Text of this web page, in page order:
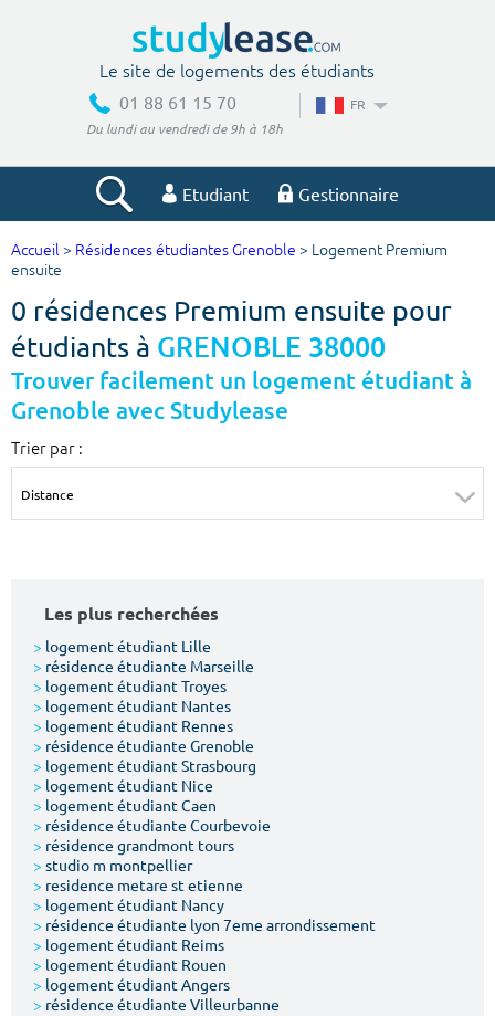
Le site de logements des étudiants
01 88 61 15 70
Du lundi au vendredi de 9h à 18h
FR
Etudiant Gestionnaire
Votre recherche
Ville, école
Budget min
€
Budget max
€
Surface min Surface max
Type de location
Votre date d'entrée
Chercher
Accueil > Résidences étudiantes Grenoble > Logement Premium
ensuite
0 résidences Premium ensuite pour
étudiants à GRENOBLE 38000
Trouver facilement un logement étudiant à
Grenoble avec Studylease
Trier par :
Les plus recherchées
> logement étudiant Lille
> résidence étudiante Marseille
> logement étudiant Troyes
> logement étudiant Nantes
> logement étudiant Rennes
> résidence étudiante Grenoble
> logement étudiant Strasbourg
> logement étudiant Nice
> logement étudiant Caen
> résidence étudiante Courbevoie
> résidence grandmont tours
> studio m montpellier
> residence metare st etienne
> logement étudiant Nancy
> résidence étudiante lyon 7eme arrondissement
> logement étudiant Reims
> logement étudiant Rouen
> logement étudiant Angers
> résidence étudiante Villeurbanne